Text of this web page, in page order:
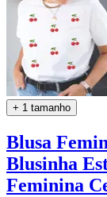
+ 1 tamanho
Blusa
Blusinha
Feminina